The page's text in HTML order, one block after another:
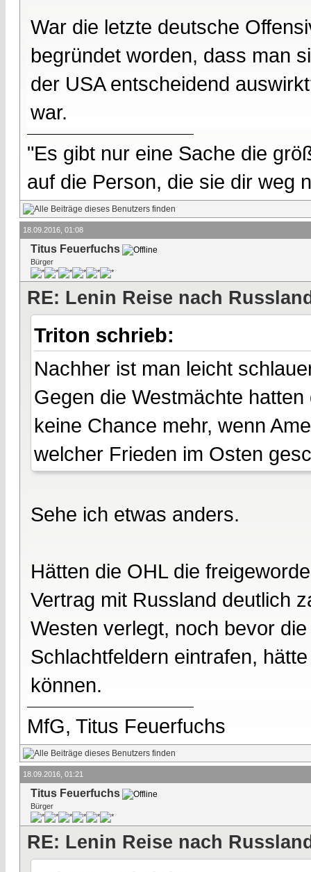
War die letzte deutsche
begründet worden, dass man
der USA entscheidend
war.
"Es gibt nur eine Sache die
auf die Person, die sie dir weg
18.09.2016, 01:08
Titus Feuerfuchs
Bürger
RE: Lenin Reise nach
Triton schrieb:
Nachher ist man leicht
Gegen die Westmächte
keine Chance mehr, wenn
welcher Frieden im Osten
Sehe ich etwas anders.
Hätten die OHL die
Vertrag mit Russland deutlich
Westen verlegt, noch bevor
Schlachtfeldern eintrafen,
können.
MfG, Titus Feuerfuchs
18.09.2016, 01:21
Titus Feuerfuchs
Bürger
RE: Lenin Reise nach